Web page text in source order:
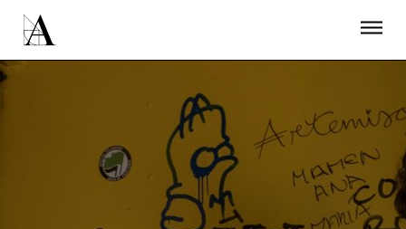
ÚNETE A LA ACADEMIA DE CINE
PRENSA
NEWSLETTER